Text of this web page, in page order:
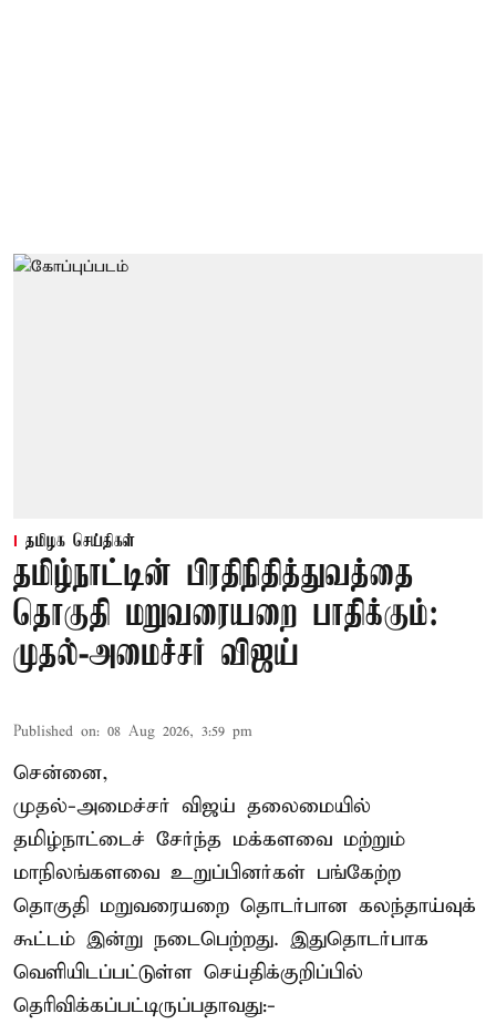
தமிழக செய்திகள்
தமிழ்நாட்டின் பிரதிநிதித்துவத்தை
தொகுதி மறுவரையறை பாதிக்கும்:
முதல்-அமைச்சர் விஜய்
Published on: 08 Aug 2026, 3:59 pm
சென்னை,
முதல்-அமைச்சர் விஜய் தலைமையில்
தமிழ்நாட்டைச் சேர்ந்த மக்களவை மற்றும்
மாநிலங்களவை உறுப்பினர்கள் பங்கேற்ற
தொகுதி மறுவரையறை தொடர்பான கலந்தாய்வுக்
கூட்டம் இன்று நடைபெற்றது. இதுதொடர்பாக
வெளியிடப்பட்டுள்ள செய்திக்குறிப்பில்
தெரிவிக்கப்பட்டிருப்பதாவது:-